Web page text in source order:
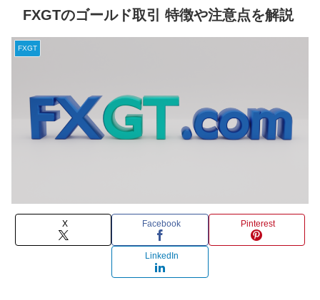
FXGTのゴールド取引 特徴や注意点を解説
FXGT
X Facebook Pinterest
LinkedIn